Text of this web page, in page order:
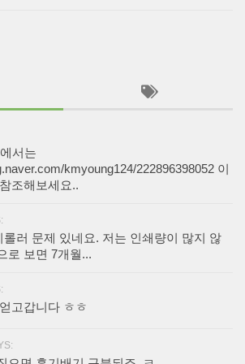
서는
kmyoung124/222896398052 이
조해보세요..
롤러 문제 있네요. 저는 인쇄량이 많지 않
로 보면 7개월...
고갑니다 ㅎㅎ